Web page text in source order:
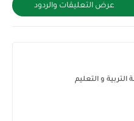
عرض التعليقات والردود
و التعليم